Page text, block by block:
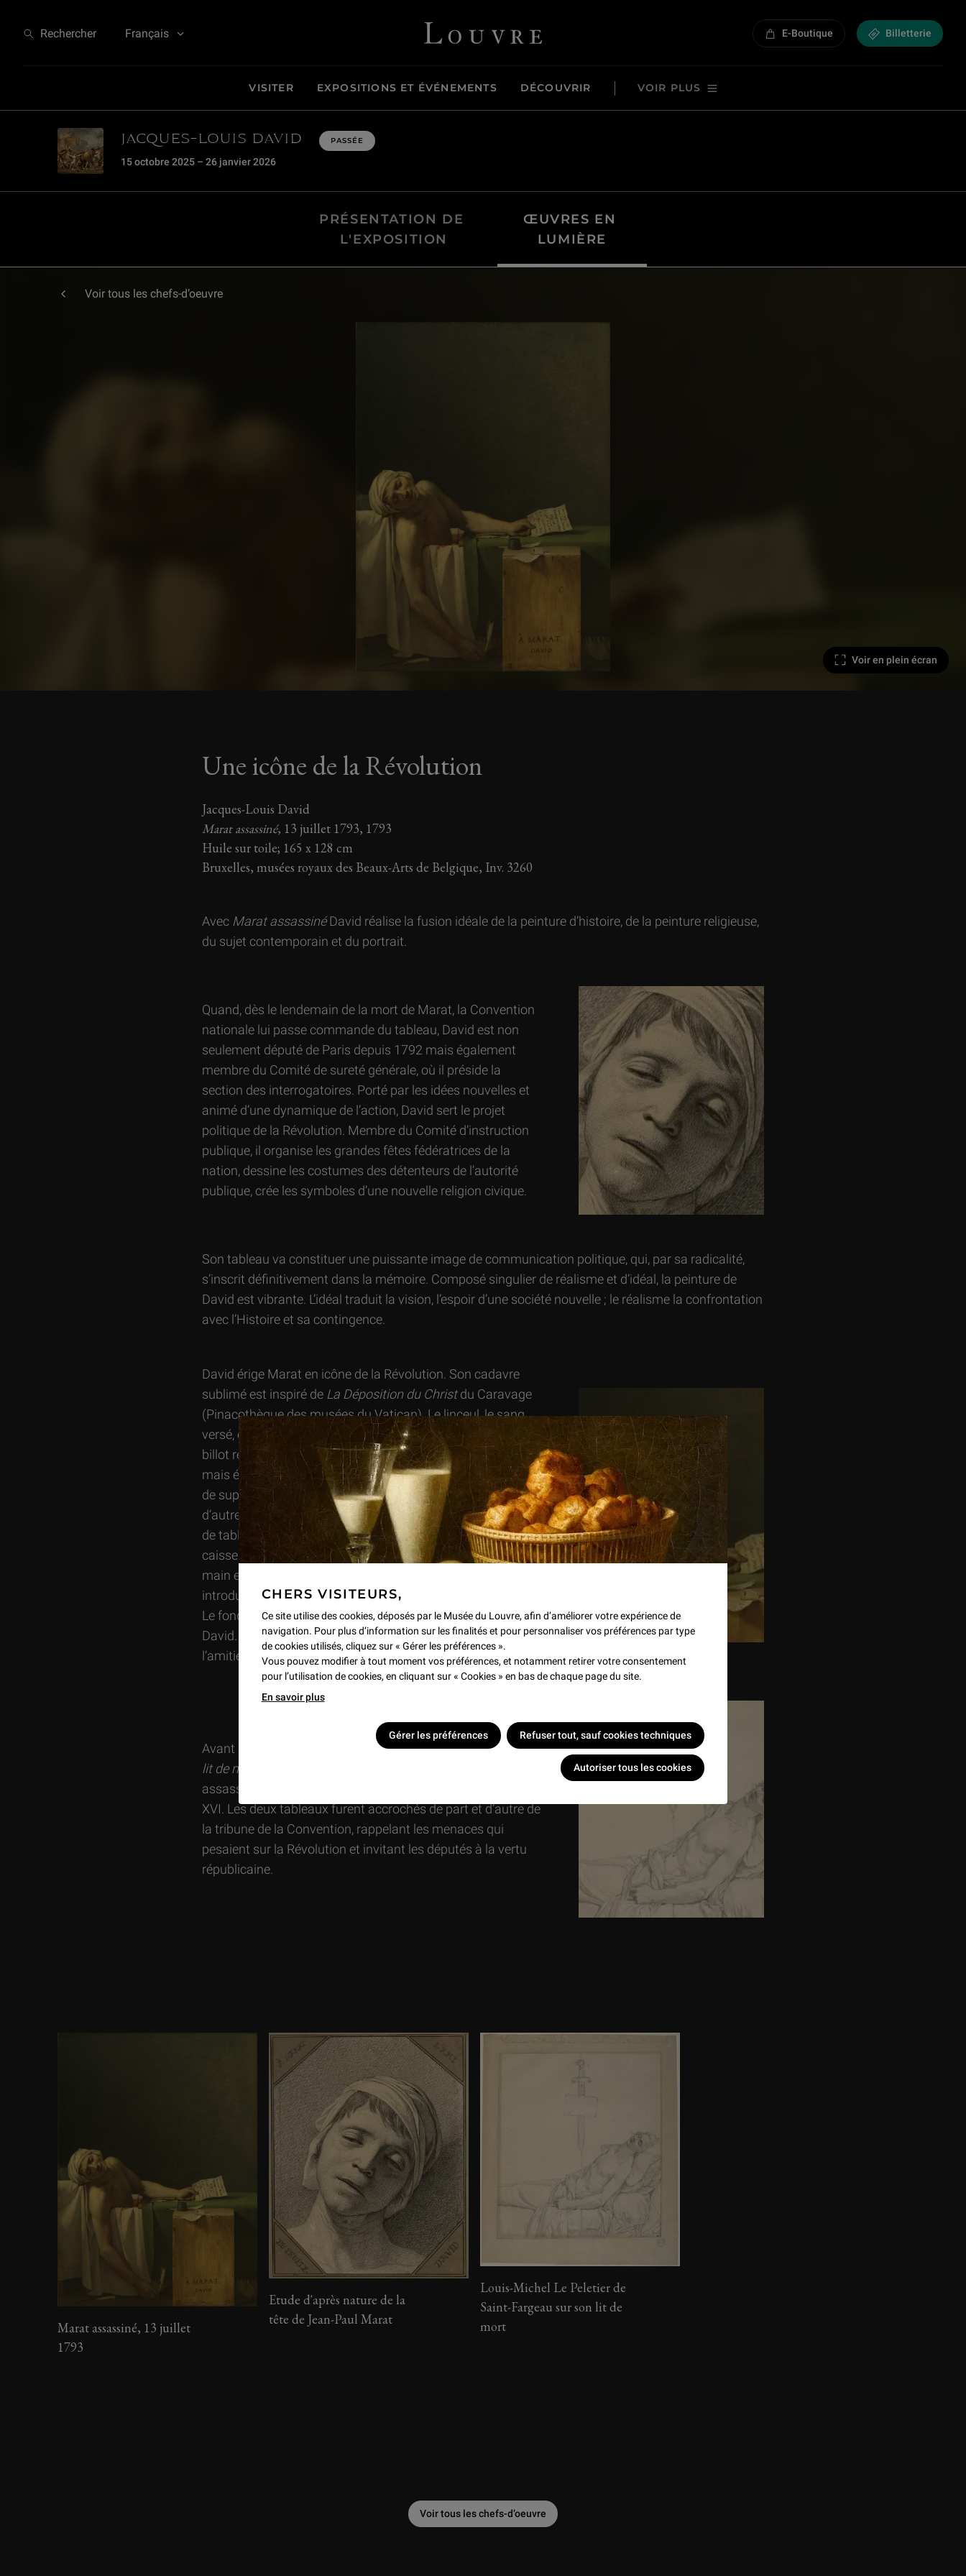
CHERS VISITEURS,
Ce site utilise des cookies, déposés par le Musée du Louvre, afin d’améliorer votre expérience de
navigation. Pour plus d’information sur les finalités et pour personnaliser vos préférences par type
de cookies utilisés, cliquez sur « Gérer les préférences ».
Vous pouvez modifier à tout moment vos préférences, et notamment retirer votre consentement
pour l’utilisation de cookies, en cliquant sur « Cookies » en bas de chaque page du site.
En savoir plus
Gérer les préférences Refuser tout, sauf cookies techniques
Autoriser tous les cookies
Rechercher Français Louvre - Retour à l'accueil E-Boutique Billetterie
VISITER EXPOSITIONS ET ÉVÉNEMENTS DÉCOUVRIR VOIR PLUS
JACQUES-LOUIS DAVID
15 octobre 2025 – 26 janvier 2026
PASSÉE
PRÉSENTATION DE
L'EXPOSITION
ŒUVRES EN
LUMIÈRE
Voir tous les chefs-d’oeuvre
Voir en plein écran
Une icône de la Révolution
Jacques-Louis David
Marat assassiné, 13 juillet 1793, 1793
Huile sur toile; 165 x 128 cm
Bruxelles, musées royaux des Beaux-Arts de Belgique, Inv. 3260
Avec Marat assassinéDavid réalise la fusion idéale de la peinture d’histoire, de la peinture religieuse,
du sujet contemporain et du portrait.
Quand, dès le lendemain de la mort de Marat, la Convention
nationale lui passe commande du tableau, David est non
seulement député de Paris depuis 1792 mais également
membre du Comité de sureté générale, où il préside la
section des interrogatoires. Porté par les idées nouvelles et
animé d’une dynamique de l’action, David sert le projet
politique de la Révolution. Membre du Comité d’instruction
publique, il organise les grandes fêtes fédératrices de la
nation, dessine les costumes des détenteurs de l’autorité
publique, crée les symboles d’une nouvelle religion civique.
Son tableau va constituer une puissante image de communication politique, qui, par sa radicalité,
s’inscrit définitivement dans la mémoire. Composé singulier de réalisme et d’idéal, la peinture de
David est vibrante. L’idéal traduit la vision, l’espoir d’une société nouvelle ; le réalisme la confrontation
avec l’Histoire et sa contingence.
David érige Marat en icône de la Révolution. Son cadavre
sublimé est inspiré de La Déposition du Christdu Caravage
(Pinacothèque des musées du Vatican). Le linceul, le sang
versé, évoquent la Passion. Le couteau ensanglanté et le
billot renvoient plus largement à l’iconographie du martyre,
mais également au dépouillement prôné par Marat : « Rien
de superflu ne saurait appartenir légitimement, tandis que
d’autres manquent du nécessaire ». Ainsi il ne possède pas
de table où rédiger sa correspondance mais une simple
caisse de bois grossièrement équarri. La lettre qu’il tient à la
main est celle que lui a adressée Charlotte Corday pour être
introduite.
Le fond, nu, est traité dans cette manière vibrante, propre à
David. La dédicace, accompagnée de la signature, traduit
l’amitié qui liait les deux hommes.
Avant David avait peintLe Peletier sur son
lit de mort
assassiné le 20 janvier 1793 pour avoir voté la mort de Louis
XVI. Les deux tableaux furent accrochés de part et d’autre de
la tribune de la Convention, rappelant les menaces qui
pesaient sur la Révolution et invitant les députés à la vertu
républicaine.
Marat assassiné, 13 juillet
1793
Etude d'après nature de la
tête de Jean-Paul Marat
Louis-Michel Le Peletier de
Saint-Fargeau sur son lit de
mort
Voir tous les chefs-d’oeuvre